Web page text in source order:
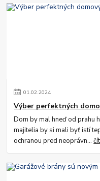
01.02.2024
Výber perfektných
Dom by mal hneď od prahu
majitelia by si mali byť istí
ochranou pred neoprávn...